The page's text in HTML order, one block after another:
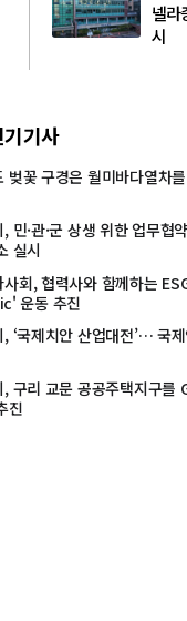
넬라
시
기기사
벚꽃 구경은 월미바다열차
, 민·관·군 상생 위한 업무협
실시
사회, 협력사와 함께하는
운동 추진
, ‘국제치안 산업대전’… 국
, 구리 교문 공공주택지구를
진